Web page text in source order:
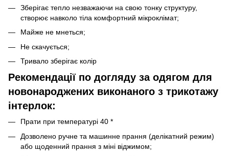
Зберігає тепло незважаючи на свою тонку структуру,
створює навколо тіла комфортний мікроклімат;
Майже не мнеться;
Не скачується;
Тривало зберігає колір
Рекомендації по догляду за одягом для
новонароджених виконаного з трикотажу
інтерлок:
Прати при температурі 40 *
Дозволено ручне та машинне прання (делікатний режим)
або щоденний прання з міні віджимом;